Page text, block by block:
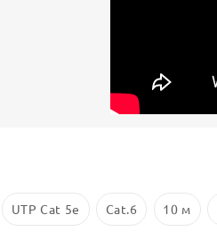
UTP Cat 5e Cat.6 10 м